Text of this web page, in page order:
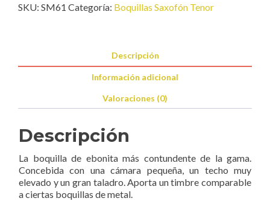
cantidad
SKU: SM61 Categoría: Boquillas Saxofón Tenor
Descripción
Información adicional
Valoraciones (0)
Descripción
La boquilla de ebonita más contundente de la gama.
Concebida con una cámara pequeña, un techo muy
elevado y un gran taladro. Aporta un timbre comparable
a ciertas boquillas de metal.